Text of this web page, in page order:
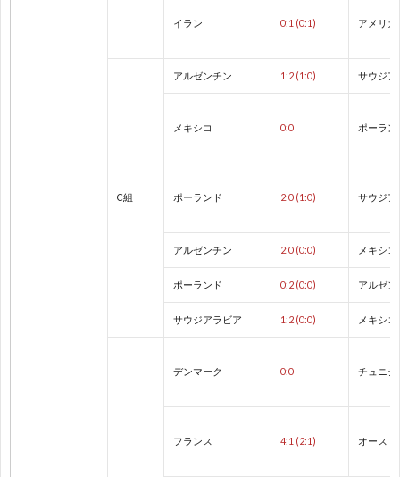
イラン 0:1 (0:1) アメリカ
C組
アルゼンチン 1:2 (1:0) サウジア
メキシコ 0:0 ポーラン
ポーランド 2:0 (1:0) サウジア
アルゼンチン 2:0 (0:0) メキシコ
ポーランド 0:2 (0:0) アルゼン
サウジアラビア 1:2 (0:0) メキシコ
デンマーク 0:0 チュニジ
フランス 4:1 (2:1) オースト